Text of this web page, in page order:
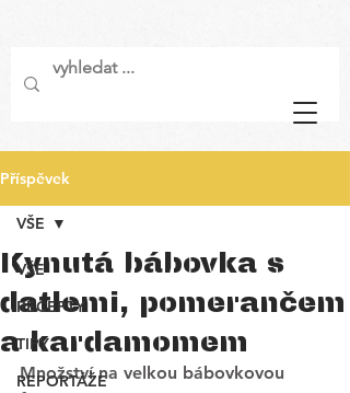
Příspěvek
VŠE
RECEPTY
TIPY
REPORTÁŽE
VŠE
Kynutá bábovka s
datlemi, pomerančem
a kardamomem
Množství na velkou bábovkovou